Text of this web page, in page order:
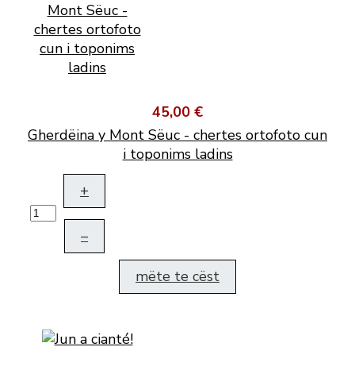
45,00 €
Gherdëina y Mont Sëuc - chertes ortofoto cun
i toponims ladins
+
–
mëte te cëst